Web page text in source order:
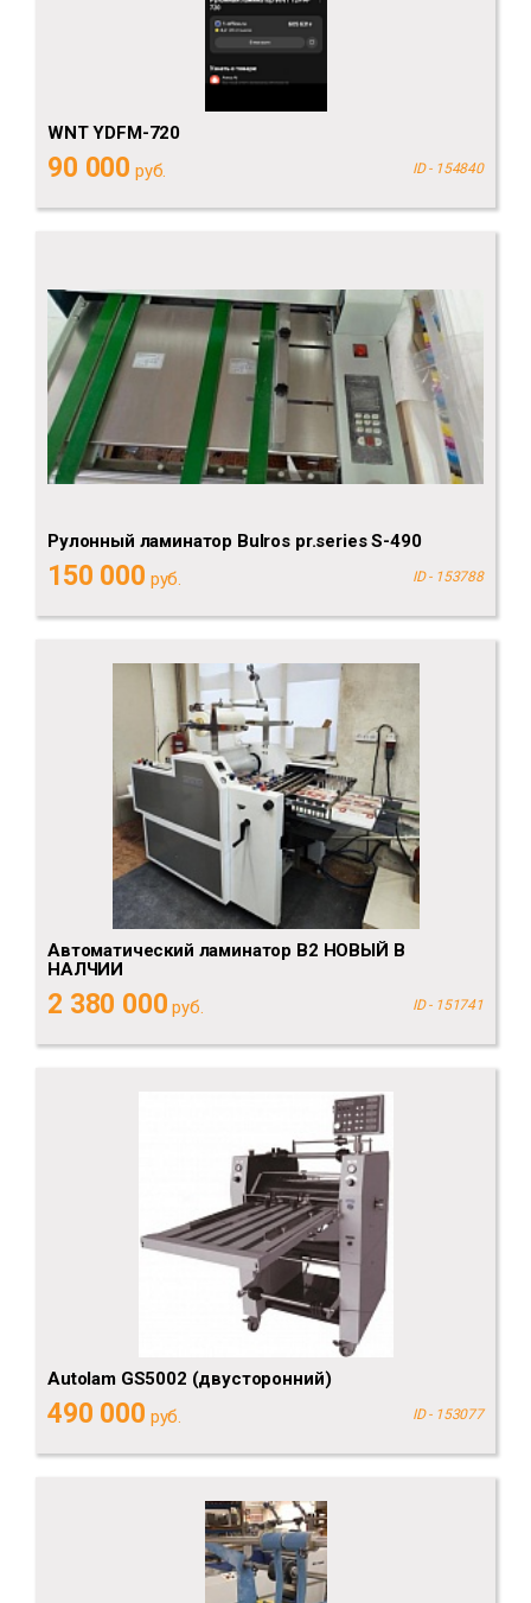
WNT YDFM-720
90 000 руб. ID - 154840
Рулонный ламинатор Bulros pr.series S-490
150 000 руб. ID - 153788
Автоматический ламинатор B2 НОВЫЙ В
НАЛЧИИ
2 380 000 руб. ID - 151741
Autolam GS5002 (двусторонний)
490 000 руб. ID - 153077